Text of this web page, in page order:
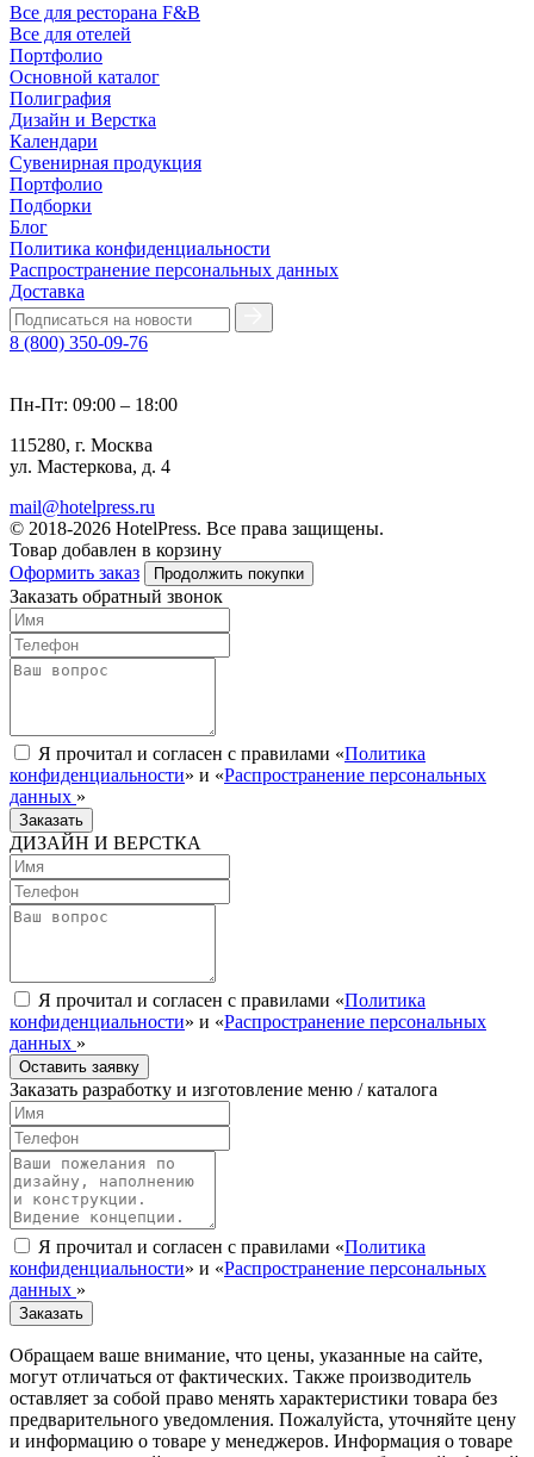
Все для ресторана F&B
Все для отелей
Портфолио
Основной каталог
Полиграфия
Дизайн и Верстка
Календари
Сувенирная продукция
Портфолио
Подборки
Блог
Политика конфиденциальности
Распространение персональных данных
Доставка
8 (800) 350-09-76
Пн-Пт: 09:00 – 18:00
115280, г. Москва
ул. Мастеркова, д. 4
mail@hotelpress.ru
© 2018-2026 HotelPress. Все права защищены.
Товар добавлен в корзину
Оформить заказ
Продолжить покупки
Заказать обратный звонок
Я прочитал и согласен с правилами «Политика
конфиденциальности» и «Распространение персональных
данных »
Заказать
ДИЗАЙН И ВЕРСТКА
Я прочитал и согласен с правилами «Политика
конфиденциальности» и «Распространение персональных
данных »
Оставить заявку
Заказать разработку и изготовление меню / каталога
Я прочитал и согласен с правилами «Политика
конфиденциальности» и «Распространение персональных
данных »
Заказать
Обращаем ваше внимание, что цены, указанные на сайте,
могут отличаться от фактических. Также производитель
оставляет за собой право менять характеристики товара без
предварительного уведомления. Пожалуйста, уточняйте цену
и информацию о товаре у менеджеров. Информация о товаре